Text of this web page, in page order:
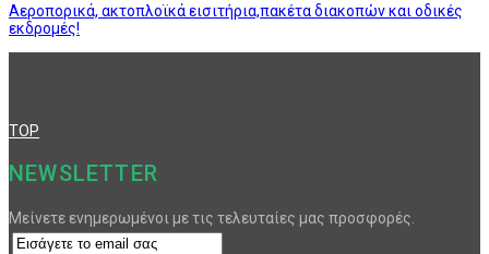
Αεροπορικά, ακτοπλοϊκά εισιτήρια,πακέτα διακοπών και οδικές
εκδρομές!
TOP
NEWSLETTER
Μείνετε ενημερωμένοι με τις τελευταίες μας προσφορές.